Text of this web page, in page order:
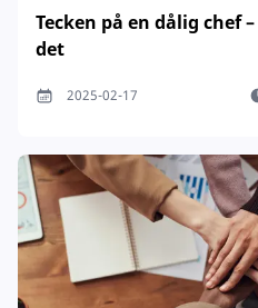
Tecken på en dålig chef
det
2025-02-17